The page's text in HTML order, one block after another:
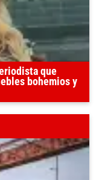
que
bohemios y